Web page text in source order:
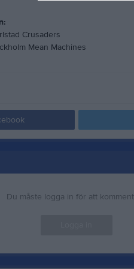
Crusaders
Mean Machines
Du måste logga in för att